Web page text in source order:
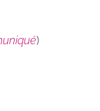
)